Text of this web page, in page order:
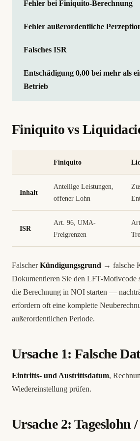
Fehler bei Finiquito-Berechnung
Fehler außerordentliche
Falsches ISR
Entschädigung 0,00 bei mehr als
Betrieb
Finiquito vs
Finiquito
Inhalt
Anteilige Leistungen,
offener Lohn
ISR
Art. 96, UMA-
Freigrenzen
FalscherKündigungsgrund → falsche
Dokumentieren Sie den LFT-Motivcode
die Berechnung in NOI starten —
erfordern oft eine komplette
außerordentlichen Periode.
Ursache 1: Falsche
Eintritts- und Austrittsdatum,
Wiedereinstellung prüfen.
Ursache 2: Tageslohn